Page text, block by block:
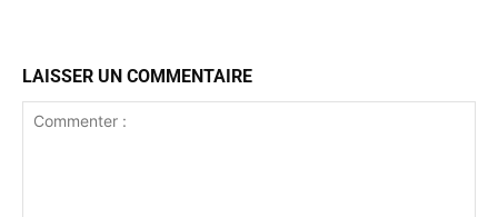
LAISSER UN COMMENTAIRE